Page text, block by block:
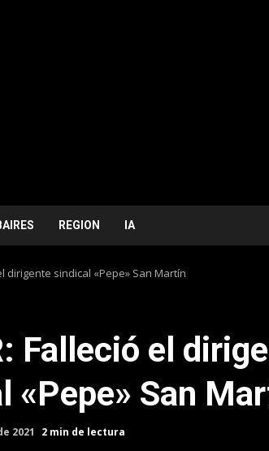
REGION IA
dirigente sindical «Pepe» San Martín
Falleció el
«Pepe» San
2021 2 min de lectura